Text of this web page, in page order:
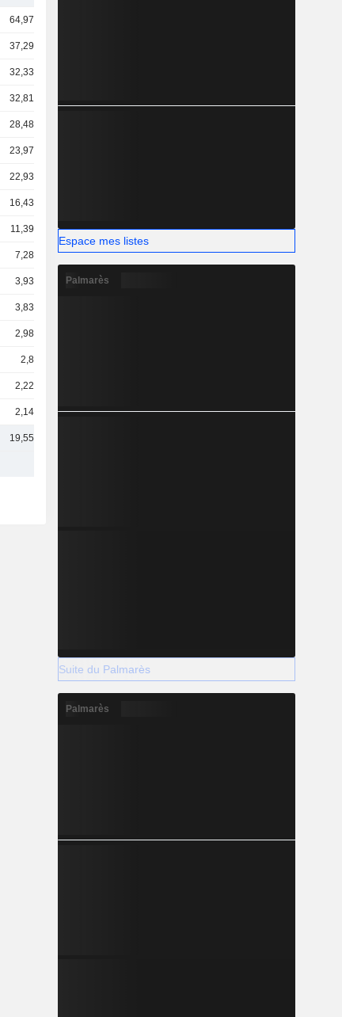
64,97 Md
37,29 Md
32,33 Md
32,81 Md
28,48 Md
23,97 Md
22,93 Md
16,43 Md
11,39 Md
7,28 Md
3,93 Md
3,83 Md
2,98 Md
2,8 Md
2,22 Md
2,14 Md
19,55 Md
Espace mes listes
Palmarès
Suite du Palmarès
Palmarès